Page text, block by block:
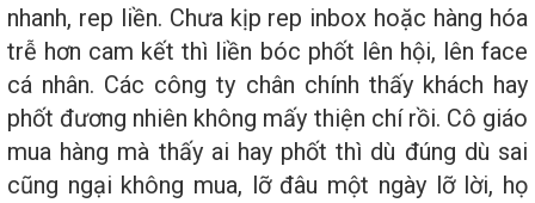
nhanh, rep liền. Chưa kịp rep inbox hoặc hàng hóa
trễ hơn cam kết thì liền bóc phốt lên hội, lên face
cá nhân. Các công ty chân chính thấy khách hay
phốt đương nhiên không mấy thiện chí rồi. Cô giáo
mua hàng mà thấy ai hay phốt thì dù đúng dù sai
cũng ngại không mua, lỡ đâu một ngày lỡ lời, họ